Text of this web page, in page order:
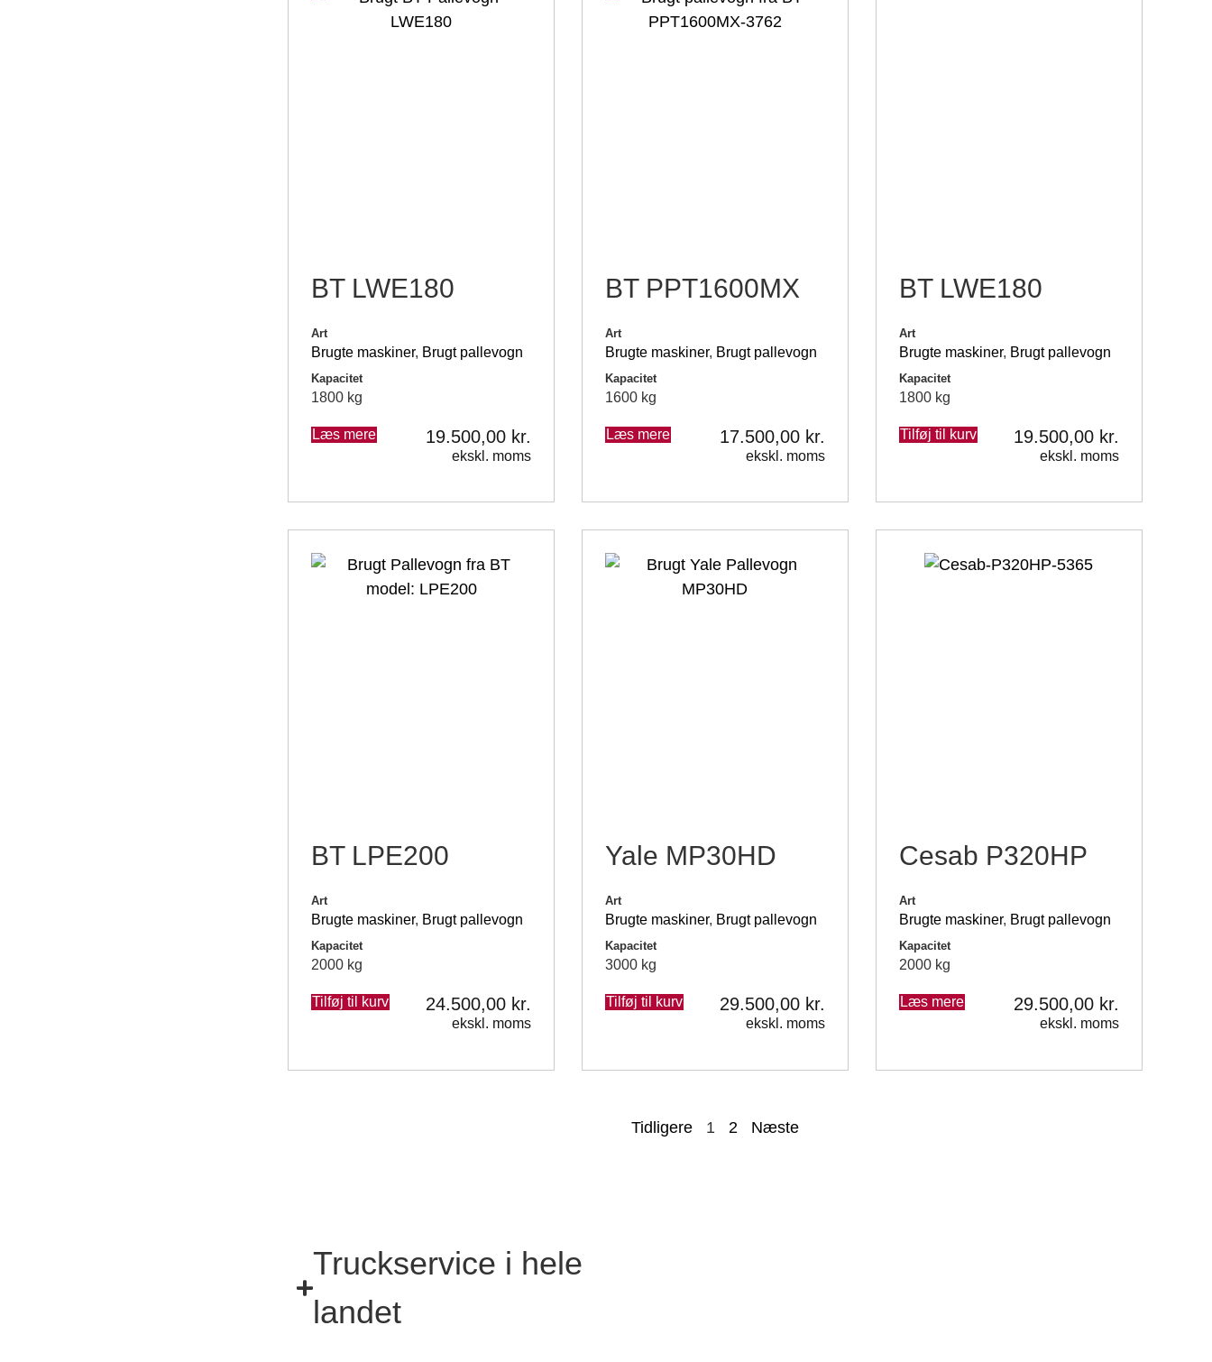
BT LWE180
Art
Brugte maskiner, Brugt pallevogn
Kapacitet
1800 kg
Læs mere 19.500,00 kr.
ekskl. moms
BT PPT1600MX
Art
Brugte maskiner, Brugt pallevogn
Kapacitet
1600 kg
Læs mere 17.500,00 kr.
ekskl. moms
BT LWE180
Art
Brugte maskiner, Brugt pallevogn
Kapacitet
1800 kg
Tilføj til kurv 19.500,00 kr.
ekskl. moms
BT LPE200
Art
Brugte maskiner, Brugt pallevogn
Kapacitet
2000 kg
Tilføj til kurv 24.500,00 kr.
ekskl. moms
Yale MP30HD
Art
Brugte maskiner, Brugt pallevogn
Kapacitet
3000 kg
Tilføj til kurv 29.500,00 kr.
ekskl. moms
Cesab P320HP
Art
Brugte maskiner, Brugt pallevogn
Kapacitet
2000 kg
Læs mere 29.500,00 kr.
ekskl. moms
Tidligere 1 2 Næste
Truckservice i hele
landet